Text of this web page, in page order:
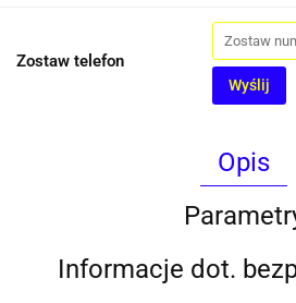
Zostaw telefon
Wyślij
Opis
Informacje dot.